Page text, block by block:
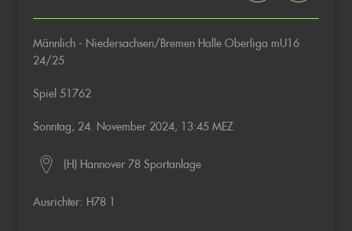
Männlich - Niedersachsen/Bremen Halle Oberliga mU16
24/25
Spiel 51762
Sonntag, 24. November 2024, 13:45 MEZ
(H) Hannover 78 Sportanlage
Ausrichter: H78 1